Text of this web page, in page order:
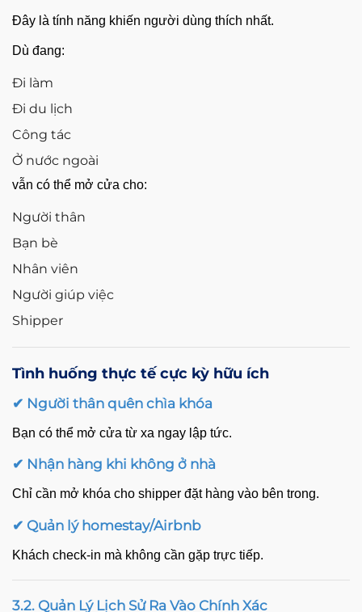
Đây là tính năng khiến người dùng thích nhất.
Dù đang:
Đi làm
Đi du lịch
Công tác
Ở nước ngoài
vẫn có thể mở cửa cho:
Người thân
Bạn bè
Nhân viên
Người giúp việc
Shipper
Tình huống thực tế cực kỳ hữu ích
✔ Người thân quên chìa khóa
Bạn có thể mở cửa từ xa ngay lập tức.
✔ Nhận hàng khi không ở nhà
Chỉ cần mở khóa cho shipper đặt hàng vào bên trong.
✔ Quản lý homestay/Airbnb
Khách check-in mà không cần gặp trực tiếp.
3.2. Quản Lý Lịch Sử Ra Vào Chính Xác